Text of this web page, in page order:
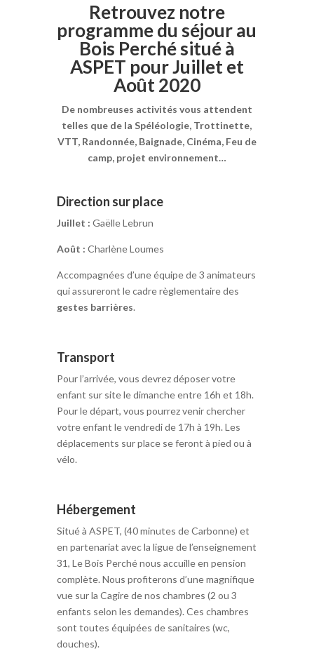
Retrouvez notre
programme du séjour au
Bois Perché situé à
ASPET pour Juillet et
Août 2020
De nombreuses activités vous attendent
telles que de la Spéléologie, Trottinette,
VTT, Randonnée, Baignade, Cinéma, Feu de
camp, projet environnement…
Direction sur place
Juillet : Gaëlle Lebrun
Août : Charlène Loumes
Accompagnées d’une équipe de 3 animateurs
qui assureront le cadre règlementaire des
gestes barrières.
Transport
Pour l’arrivée, vous devrez déposer votre
enfant sur site le dimanche entre 16h et 18h.
Pour le départ, vous pourrez venir chercher
votre enfant le vendredi de 17h à 19h. Les
déplacements sur place se feront à pied ou à
vélo.
Hébergement
Situé à ASPET, (40 minutes de Carbonne) et
en partenariat avec la ligue de l’enseignement
31, Le Bois Perché nous accuille en pension
complète. Nous profiterons d’une magnifique
vue sur la Cagire de nos chambres (2 ou 3
enfants selon les demandes). Ces chambres
sont toutes équipées de sanitaires (wc,
douches).